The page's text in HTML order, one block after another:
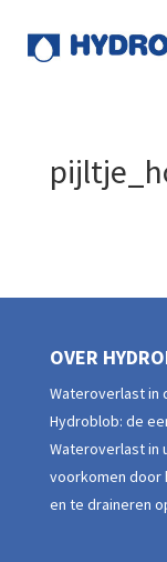
OVER
Wateroverlast in
Hydroblob: de
Wateroverlast in
voorkomen door
en te draineren